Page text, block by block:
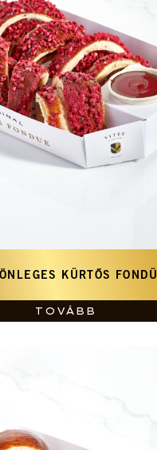
KÜRTŐS FONDÜ
TOVÁBB